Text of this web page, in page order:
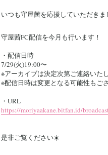
いつも守屋茜を応援していただき
守屋茜FC配信を今月も行います！
・配信日時
7/29(火)19:00〜
※アーカイブは決定次第ご連絡いたし
※配信日時は変更となる可能性もご
・URL
https://moriyaakane.bitfan.id/
是非ご覧ください☀️